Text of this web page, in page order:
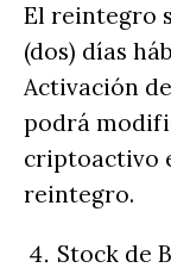
El reintegro
(dos) días
Activación
podrá
criptoactivo
reintegro.
Stock de